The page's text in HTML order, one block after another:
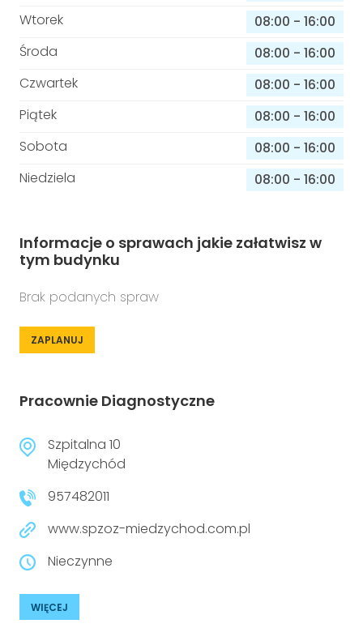
Wtorek
08:00 - 16:00
Środa
08:00 - 16:00
Czwartek
08:00 - 16:00
Piątek
08:00 - 16:00
Sobota
08:00 - 16:00
Niedziela
08:00 - 16:00
Informacje o sprawach jakie załatwisz w
tym budynku
Brak podanych spraw
ZAPLANUJ
Pracownie Diagnostyczne
Szpitalna 10
Międzychód
957482011
www.spzoz-miedzychod.com.pl
Nieczynne
WIĘCEJ